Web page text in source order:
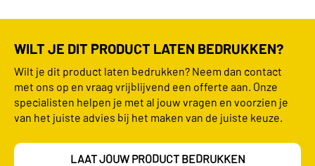
WILT JE DIT PRODUCT LATEN BEDRUKKEN?
Wilt je dit product laten bedrukken? Neem dan contact
met ons op en vraag vrijblijvend een offerte aan. Onze
specialisten helpen je met al jouw vragen en voorzien je
van het juiste advies bij het maken van de juiste keuze.
LAAT JOUW PRODUCT BEDRUKKEN